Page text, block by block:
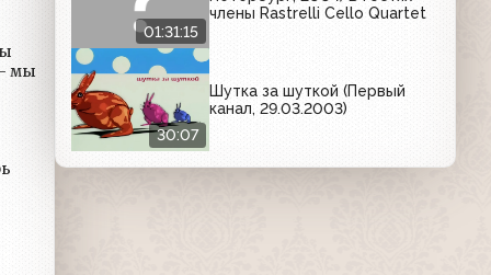
01:31:15
члены Rastrelli Cello Quartet
30:07
Шутка за шуткой (Первый
канал, 29.03.2003)